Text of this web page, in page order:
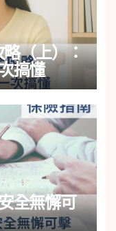
（上）：
搞懂
全無懈可